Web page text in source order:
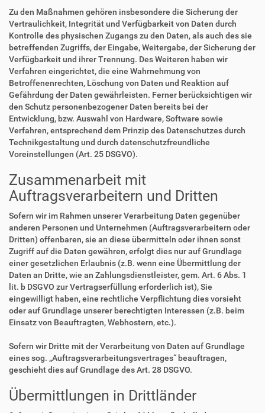
Zu den Maßnahmen gehören insbesondere die Sicherung der
Vertraulichkeit, Integrität und Verfügbarkeit von Daten durch
Kontrolle des physischen Zugangs zu den Daten, als auch des sie
betreffenden Zugriffs, der Eingabe, Weitergabe, der Sicherung der
Verfügbarkeit und ihrer Trennung. Des Weiteren haben wir
Verfahren eingerichtet, die eine Wahrnehmung von
Betroffenenrechten, Löschung von Daten und Reaktion auf
Gefährdung der Daten gewährleisten. Ferner berücksichtigen wir
den Schutz personenbezogener Daten bereits bei der
Entwicklung, bzw. Auswahl von Hardware, Software sowie
Verfahren, entsprechend dem Prinzip des Datenschutzes durch
Technikgestaltung und durch datenschutzfreundliche
Voreinstellungen (Art. 25 DSGVO).
Zusammenarbeit mit
Auftragsverarbeitern und Dritten
Sofern wir im Rahmen unserer Verarbeitung Daten gegenüber
anderen Personen und Unternehmen (Auftragsverarbeitern oder
Dritten) offenbaren, sie an diese übermitteln oder ihnen sonst
Zugriff auf die Daten gewähren, erfolgt dies nur auf Grundlage
einer gesetzlichen Erlaubnis (z.B. wenn eine Übermittlung der
Daten an Dritte, wie an Zahlungsdienstleister, gem. Art. 6 Abs. 1
lit. b DSGVO zur Vertragserfüllung erforderlich ist), Sie
eingewilligt haben, eine rechtliche Verpflichtung dies vorsieht
oder auf Grundlage unserer berechtigten Interessen (z.B. beim
Einsatz von Beauftragten, Webhostern, etc.).
Sofern wir Dritte mit der Verarbeitung von Daten auf Grundlage
eines sog. „Auftragsverarbeitungsvertrages“ beauftragen,
geschieht dies auf Grundlage des Art. 28 DSGVO.
Übermittlungen in Drittländer